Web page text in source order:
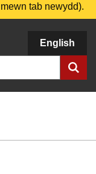
tab newydd).
English